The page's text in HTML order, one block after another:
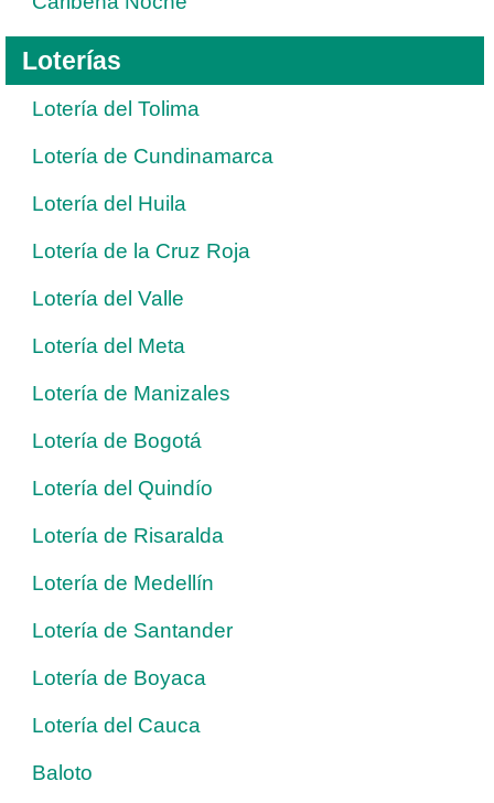
Loterías
Lotería del Tolima
Lotería de Cundinamarca
Lotería del Huila
Lotería de la Cruz Roja
Lotería del Valle
Lotería del Meta
Lotería de Manizales
Lotería de Bogotá
Lotería del Quindío
Lotería de Risaralda
Lotería de Medellín
Lotería de Santander
Lotería de Boyaca
Lotería del Cauca
Baloto